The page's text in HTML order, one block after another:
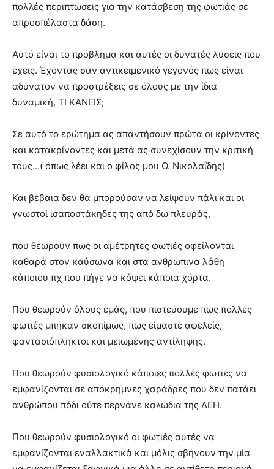
πολλές περιπτώσεις για την κατάσβεση της φωτιάς σε
απροσπέλαστα δάση.
Αυτό είναι το πρόβλημα και αυτές οι δυνατές λύσεις που
έχεις. Έχοντας σαν αντικειμενικό γεγονός πως είναι
αδύνατον να προστρέξεις σε όλους με την ίδια
δυναμική, ΤΙ ΚΑΝΕΙΣ;
Σε αυτό το ερώτημα ας απαντήσουν πρώτα οι κρίνοντες
και κατακρίνοντες και μετά ας συνεχίσουν την κριτική
τους…( όπως λέει και ο φίλος μου Θ. Νικολαΐδης)
Και βέβαια δεν θα μπορούσαν να λείψουν πάλι και οι
γνωστοί ισαποστάκηδες της από δω πλευράς,
που θεωρούν πως οι αμέτρητες φωτιές οφείλονται
καθαρά στον καύσωνα και στα ανθρώπινα λάθη
κάποιου πχ που πήγε να κόψει κάποια χόρτα.
Που θεωρούν όλους εμάς, που πιστεύουμε πως πολλές
φωτιές μπήκαν σκοπίμως, πως είμαστε αφελείς,
φαντασιόπληκτοι και μειωμένης αντίληψης.
Που θεωρούν φυσιολογικό κάποιες πολλές φωτιές να
εμφανίζονται σε απόκρημνες χαράδρες που δεν πατάει
ανθρώπου πόδι ούτε περνάνε καλώδια της ΔΕΗ.
Που θεωρούν φυσιολογικό οι φωτιές αυτές να
εμφανίζονται εναλλακτικά και μόλις σβήνουν την μία